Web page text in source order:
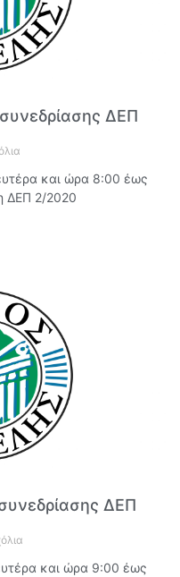
ΔΕΠ
και ώρα 8:00 έως
ΔΕΠ 2/2020
ΔΕΠ
και ώρα 9:00 έως